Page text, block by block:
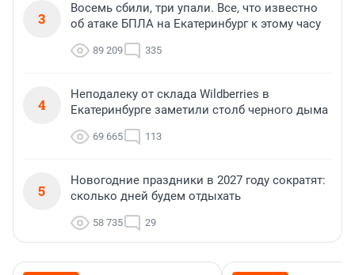
3
Восемь сбили, три упали. Все, что известно
об атаке БПЛА на Екатеринбург к этому часу
89 209 335
4
Неподалеку от склада Wildberries в
Екатеринбурге заметили столб черного дыма
69 665 113
5
Новогодние праздники в 2027 году сократят:
сколько дней будем отдыхать
58 735 29